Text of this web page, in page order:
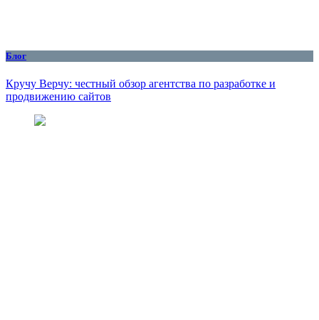
Блог
Кручу Верчу: честный обзор агентства по разработке и
продвижению сайтов